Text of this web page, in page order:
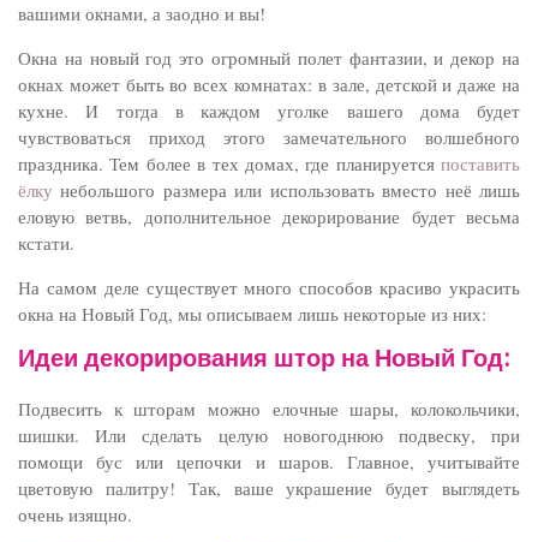
вашими окнами, а заодно и вы!
Окна на новый год это огромный полет фантазии, и декор на
окнах может быть во всех комнатах: в зале, детской и даже на
кухне. И тогда в каждом уголке вашего дома будет
чувствоваться приход этого замечательного волшебного
праздника. Тем более в тех домах, где планируется поставить
ёлку небольшого размера или использовать вместо неё лишь
еловую ветвь, дополнительное декорирование будет весьма
кстати.
На самом деле существует много способов красиво украсить
окна на Новый Год, мы описываем лишь некоторые из них:
Идеи декорирования штор на Новый Год:
Подвесить к шторам можно елочные шары, колокольчики,
шишки. Или сделать целую новогоднюю подвеску, при
помощи бус или цепочки и шаров. Главное, учитывайте
цветовую палитру! Так, ваше украшение будет выглядеть
очень изящно.